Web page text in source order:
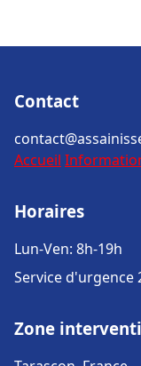
Contact
Accueil
Horaires
Lun-Ven: 8h-19h
Service d'urgence
Zone